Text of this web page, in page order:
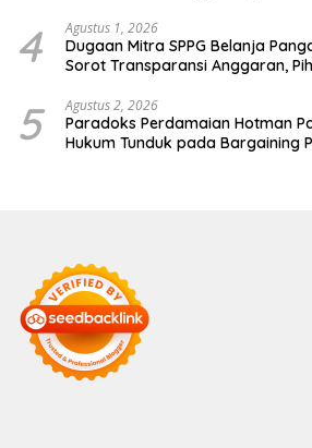
4 Agustus 1, 2026
Dugaan Mitra SPPG Belanja
Sorot Transparansi Anggaran,
5 Agustus 2, 2026
Paradoks Perdamaian Hotman
Hukum Tunduk pada Bargaining